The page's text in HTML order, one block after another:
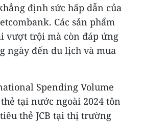
định sức hấp dẫn của
Các sản phẩm
vượt trội mà còn đáp ứng
ngày đến du lịch và mua
Spending Volume
tại nước ngoài 2024 tôn
thẻ JCB tại thị trường